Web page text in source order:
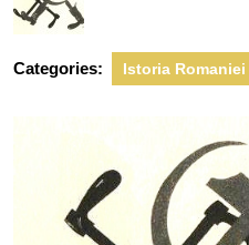
Categories: Istoria Romaniei